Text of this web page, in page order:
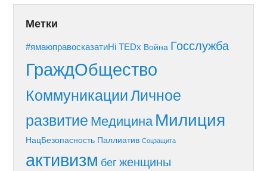
Метки
#ямаюправосказатиНі TEDx Война Госслужба
ГраждОбщество
КоммуникацииЛичное
развитие Медицина Милиция
НацБезопасность Паллиатив Соцзащита
активизм бег женщины